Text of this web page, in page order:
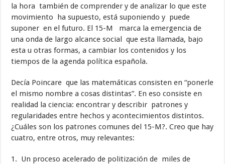
la hora también de comprender y de analizar lo que este
movimiento ha supuesto, está suponiendo y puede
suponer en el futuro. El 15-M marca la emergencia de
una onda de largo alcance social que esta llamada, bajo
esta u otras formas, a cambiar los contenidos y los
tiempos de la agenda política española.
Decía Poincare que las matemáticas consisten en “ponerle
el mismo nombre a cosas distintas”. En eso consiste en
realidad la ciencia: encontrar y describir patrones y
regularidades entre hechos y acontecimientos distintos.
¿Cuáles son los patrones comunes del 15-M?. Creo que hay
cuatro, entre otros, muy relevantes:
1. Un proceso acelerado de politización de miles de